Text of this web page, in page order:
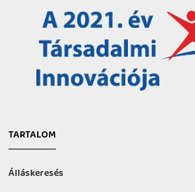
TARTALOM
Álláskeresés